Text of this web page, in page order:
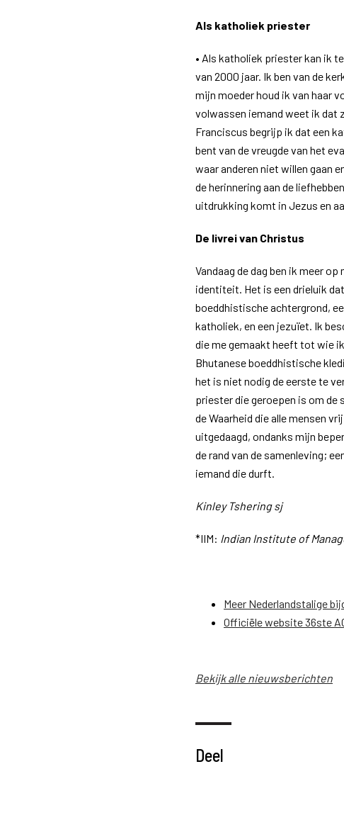
Als katholiek priester
• Als katholiek priester kan ik
van 2000 jaar. Ik ben van de
mijn moeder houd ik van haar
volwassen iemand weet ik dat
Franciscus begrijp ik dat een
bent van de vreugde van het
waar anderen niet willen gaan
de herinnering aan de
uitdrukking komt in Jezus en
De livrei van Christus
Vandaag de dag ben ik meer
identiteit. Het is een drieluik
boeddhistische achtergrond,
katholiek, en een jezuïet. Ik
die me gemaakt heeft tot wie
Bhutanese boeddhistische
het is niet nodig de eerste te
priester die geroepen is om de
de Waarheid die alle mensen
uitgedaagd, ondanks mijn
de rand van de samenleving;
iemand die durft.
Kinley Tshering sj
*IIM: Indian Institute of
Meer Nederlandstalige
Officiële website 36ste
Bekijk alle nieuwsberichten
Deel